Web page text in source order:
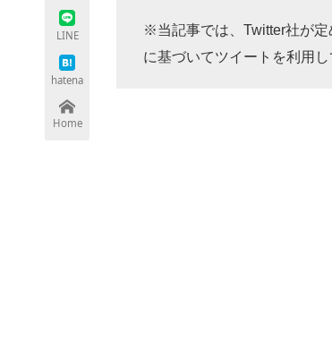
LINE
hatena
Home
※当記事では、Twitter社が定
に基づいてツイートを利用し